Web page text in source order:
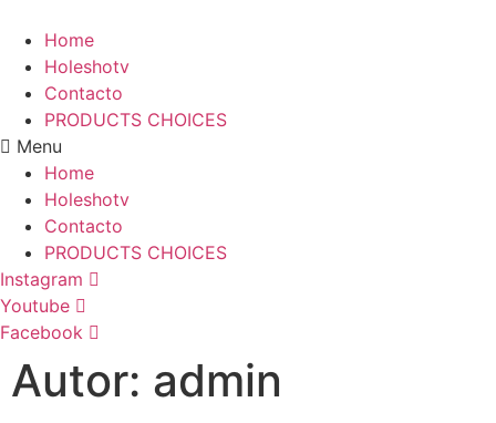
Home
Holeshotv
Contacto
PRODUCTS CHOICES
Menu
Home
Holeshotv
Contacto
PRODUCTS CHOICES
Instagram
Youtube
Facebook
Autor: admin